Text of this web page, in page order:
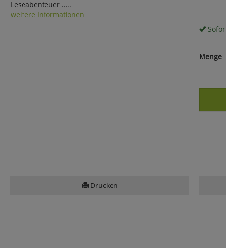
Leseabenteuer .....
weitere Informationen
Menge
Drucken